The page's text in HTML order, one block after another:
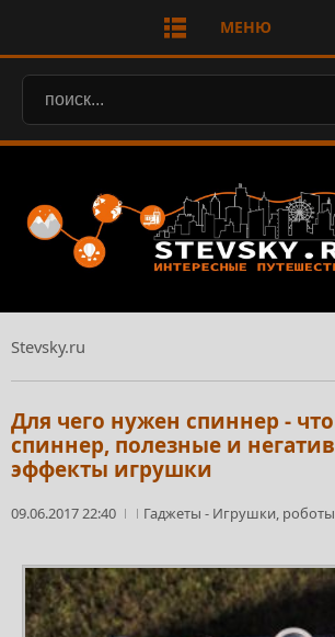
МЕНЮ
Stevsky.ru
Для чего нужен спиннер -
спиннер, полезные и
эффекты игрушки
09.06.2017 22:40 Гаджеты - Игрушки, роботы